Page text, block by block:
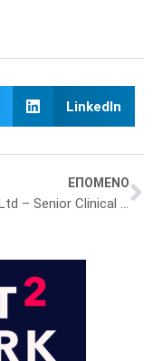
LinkedIn
ΕΠΟΜΕΝΟ
Qualitis Ltd – Senior Clinical Research Associate